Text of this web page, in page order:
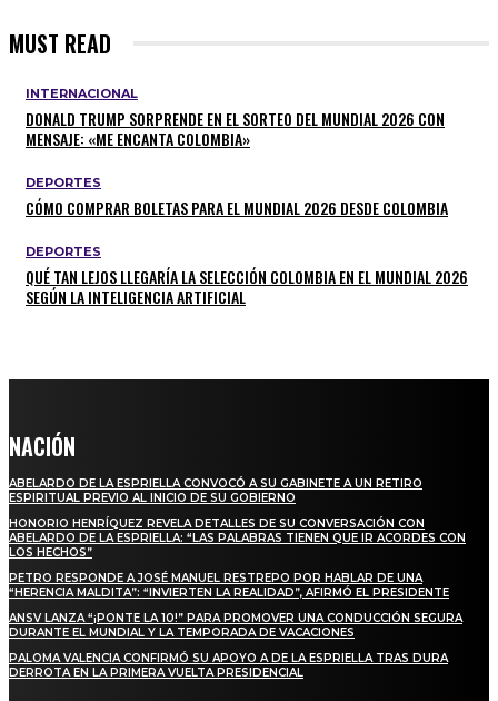
MUST READ
INTERNACIONAL
DONALD TRUMP SORPRENDE EN EL SORTEO DEL MUNDIAL 2026 CON
MENSAJE: «ME ENCANTA COLOMBIA»
DEPORTES
CÓMO COMPRAR BOLETAS PARA EL MUNDIAL 2026 DESDE COLOMBIA
DEPORTES
QUÉ TAN LEJOS LLEGARÍA LA SELECCIÓN COLOMBIA EN EL MUNDIAL 2026
SEGÚN LA INTELIGENCIA ARTIFICIAL
NACIÓN
ABELARDO DE LA ESPRIELLA CONVOCÓ A SU GABINETE A UN RETIRO
ESPIRITUAL PREVIO AL INICIO DE SU GOBIERNO
HONORIO HENRÍQUEZ REVELA DETALLES DE SU CONVERSACIÓN CON
ABELARDO DE LA ESPRIELLA: “LAS PALABRAS TIENEN QUE IR ACORDES CON
LOS HECHOS”
PETRO RESPONDE A JOSÉ MANUEL RESTREPO POR HABLAR DE UNA
“HERENCIA MALDITA”: “INVIERTEN LA REALIDAD”, AFIRMÓ EL PRESIDENTE
ANSV LANZA “¡PONTE LA 10!” PARA PROMOVER UNA CONDUCCIÓN SEGURA
DURANTE EL MUNDIAL Y LA TEMPORADA DE VACACIONES
PALOMA VALENCIA CONFIRMÓ SU APOYO A DE LA ESPRIELLA TRAS DURA
DERROTA EN LA PRIMERA VUELTA PRESIDENCIAL